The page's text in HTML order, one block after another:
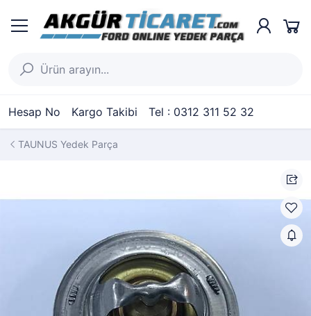
Hesap No Kargo Takibi Tel : 0312 311 52 32
TAUNUS Yedek Parça